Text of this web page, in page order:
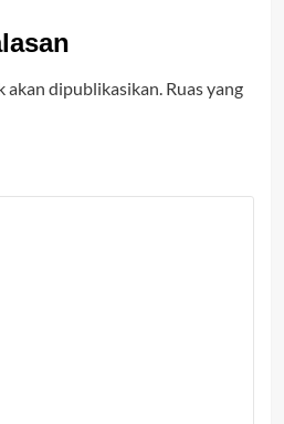
dipublikasikan. Ruas yang